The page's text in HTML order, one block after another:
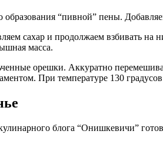
образования “пивной” пены.
масса.
При температуре 130
блога “Онишкевичи”